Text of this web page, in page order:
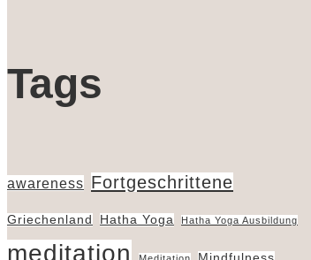
Tags
awareness Fortgeschrittene
Griechenland Hatha Yoga Hatha Yoga Ausbildung
meditation